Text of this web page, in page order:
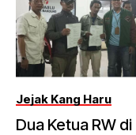
Jejak Kang Haru
Dua Ketua RW di